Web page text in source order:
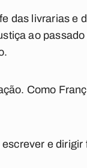
das livrarias e
ao
Como
e dirigir